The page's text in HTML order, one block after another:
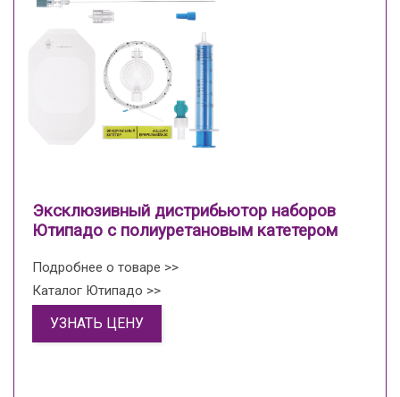
Эксклюзивный дистрибьютор наборов
Ютипадо с полиуретановым катетером
Подробнее о товаре >>
Каталог Ютипадо >>
УЗНАТЬ ЦЕНУ